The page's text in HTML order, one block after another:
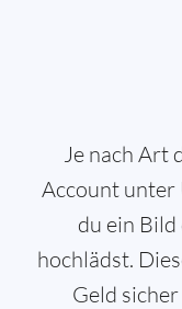
Je nach Art
Account unter
du ein
hochlädst.
Geld